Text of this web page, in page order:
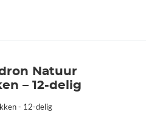
Natuur
– 12-delig
- 12-delig